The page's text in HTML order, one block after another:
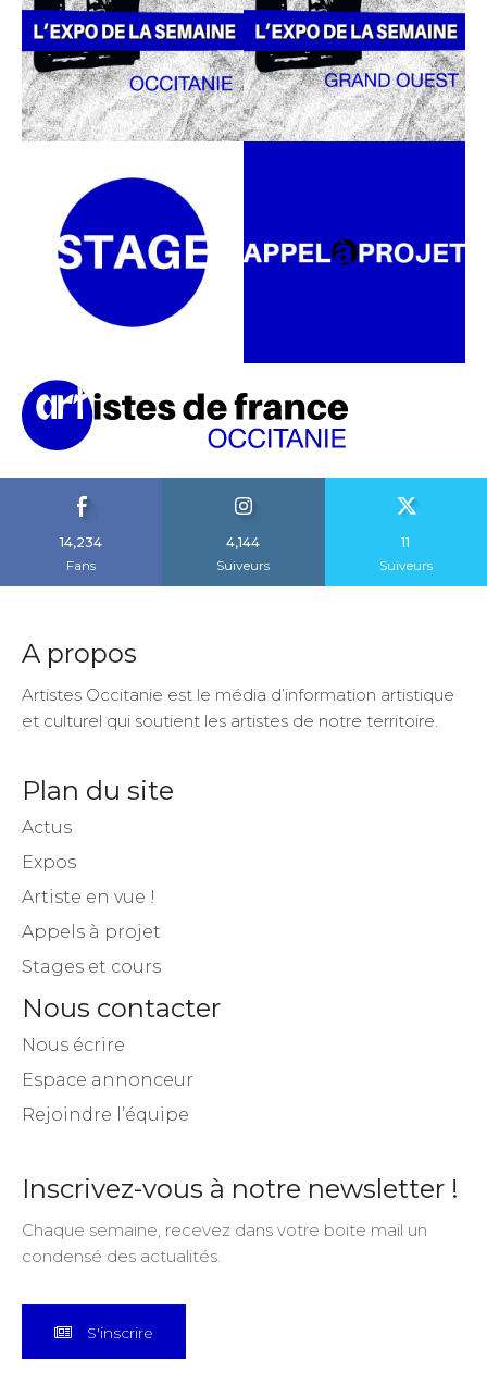
14,234
Fans
4,144
Suiveurs
11
Suiveurs
A propos
Artistes Occitanie est le média d’information artistique
et culturel qui soutient les artistes de notre territoire.
Plan du site
Actus
Expos
Artiste en vue !
Appels à projet
Stages et cours
Nous contacter
Nous écrire
Espace annonceur
Rejoindre l’équipe
Inscrivez-vous à notre newsletter !
Chaque semaine, recevez dans votre boite mail un
condensé des actualités.
S'inscrire